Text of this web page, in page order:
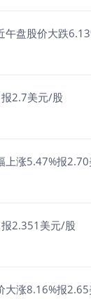
午盘股价大跌
2.7美元/股
上涨5.47%报
2.351美元/股
大涨8.16%报